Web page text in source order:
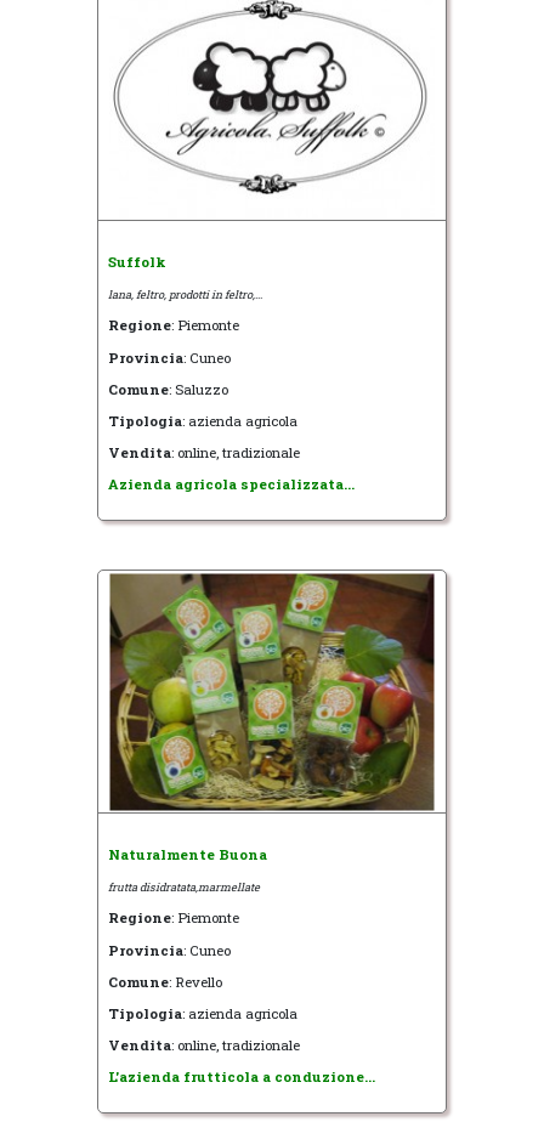
Suffolk
lana, feltro, prodotti in feltro,...
Regione: Piemonte
Provincia: Cuneo
Comune: Saluzzo
Tipologia: azienda agricola
Vendita: online, tradizionale
Azienda agricola specializzata...
Naturalmente Buona
frutta disidratata,marmellate
Regione: Piemonte
Provincia: Cuneo
Comune: Revello
Tipologia: azienda agricola
Vendita: online, tradizionale
L'azienda frutticola a conduzione...